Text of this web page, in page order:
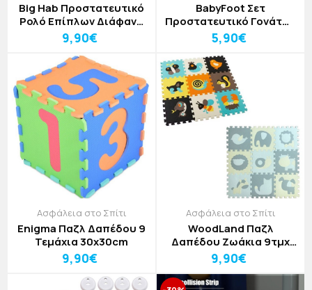
Big Hab Προστατευτικό
Ρολό Επίπλων Διάφανο
200x4cm
9,90€
BabyFoot Σετ
Προστατευτικό Γονάτων
Για Μωρά 1-3 Ετών 2
Τεμαχίων
5,90€
Ασφάλεια στο Σπίτι
Enigma Παζλ Δαπέδου 9
Τεμάχια 30x30cm
9,90€
Ασφάλεια στο Σπίτι
WoodLand Παζλ
Δαπέδου Ζωάκια 9τμχ
30x30cm
9,90€